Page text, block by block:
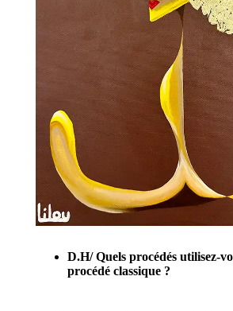
D.H/ Quels procédés utilisez-
procédé classique ?